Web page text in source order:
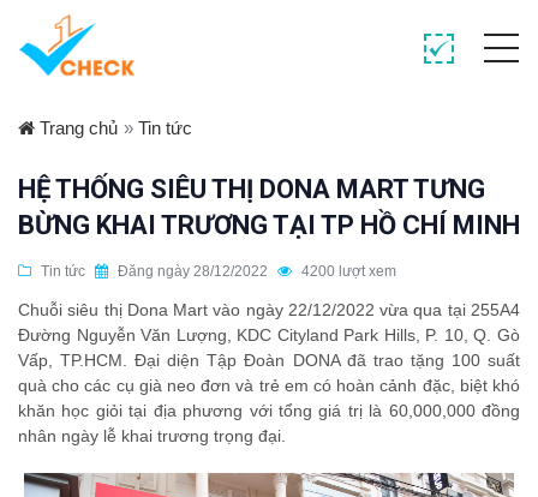
Trang chủ » Tin tức
HỆ THỐNG SIÊU THỊ DONA MART TƯNG
BỪNG KHAI TRƯƠNG TẠI TP HỒ CHÍ MINH
Tin tức Đăng ngày 28/12/2022 4200 lượt xem
Chuỗi siêu thị Dona Mart vào ngày 22/12/2022 vừa qua tại 255A4
Đường Nguyễn Văn Lượng, KDC Cityland Park Hills, P. 10, Q. Gò
Vấp, TP.HCM. Đại diện Tập Đoàn DONA đã trao tặng 100 suất
quà cho các cụ già neo đơn và trẻ em có hoàn cảnh đặc, biệt khó
khăn học giỏi tại địa phương với tổng giá trị là 60,000,000 đồng
nhân ngày lễ khai trương trọng đại.